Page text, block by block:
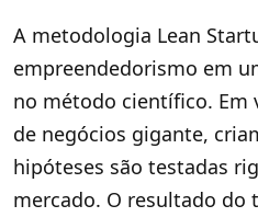
A metodologia Lean
empreendedorismo em
no método científico. Em
de negócios gigante,
hipóteses são testadas
mercado. O resultado do